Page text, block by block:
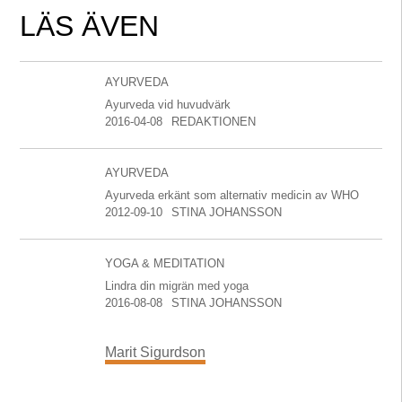
LÄS ÄVEN
AYURVEDA
Ayurveda vid huvudvärk
2016-04-08
REDAKTIONEN
AYURVEDA
Ayurveda erkänt som alternativ medicin av WHO
2012-09-10
STINA JOHANSSON
YOGA & MEDITATION
Lindra din migrän med yoga
2016-08-08
STINA JOHANSSON
Marit Sigurdson